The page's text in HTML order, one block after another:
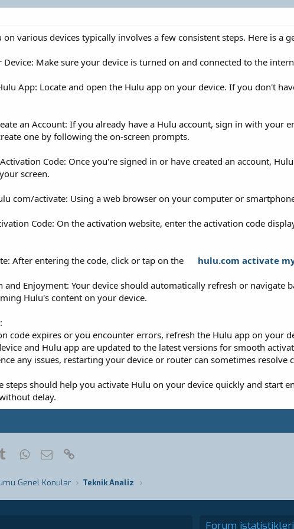
various devices typically involves a few consistent steps. Here is a
Device: Make sure your device is turned on and connected to the
App: Locate and open the Hulu app on your device. If you don't
an Account: If you already have a Hulu account, sign in with your
one by following the on-screen prompts.
Code: Once you're signed in or have created an account,
screen.
com/activate: Using a web browser on your computer or
Code: On the activation website, enter the activation code
After entering the code, click or tap on the hulu.com activate
and Enjoyment: Your device should automatically refresh or navigate
Hulu's content on your device.
code expires or you encounter errors, refresh the Hulu app on your
and Hulu app are updated to the latest versions for smooth
any issues, restarting your device or router can sometimes resolve
steps should help you activate Hulu on your device quickly and start
delay.
TumblrWhatsApp
E-posta
Genel Konular Teknik Analiz
Forum istatistikleri